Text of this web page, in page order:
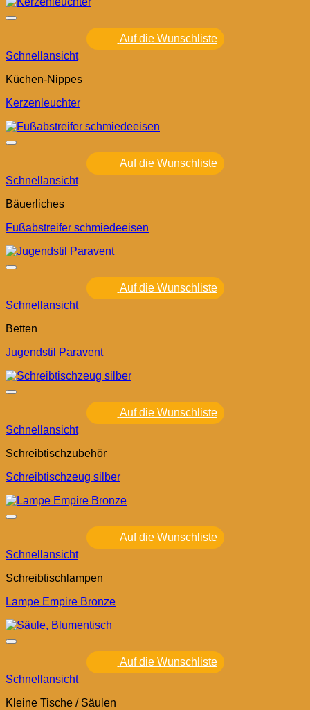
Auf die Wunschliste
Schnellansicht
Küchen-Nippes
Kerzenleuchter
Auf die Wunschliste
Schnellansicht
Bäuerliches
Fußabstreifer schmiedeeisen
Auf die Wunschliste
Schnellansicht
Betten
Jugendstil Paravent
Auf die Wunschliste
Schnellansicht
Schreibtischzubehör
Schreibtischzeug silber
Auf die Wunschliste
Schnellansicht
Schreibtischlampen
Lampe Empire Bronze
Auf die Wunschliste
Schnellansicht
Kleine Tische / Säulen